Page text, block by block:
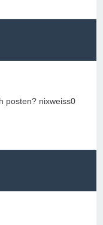
posten? nixweiss0